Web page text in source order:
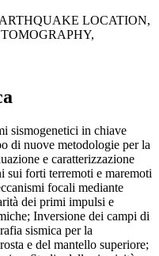
LOCATION,
sismogenetici in chiave
di nuove metodologie per la
e caratterizzazione
sui forti terremoti e maremoti
focali mediante
dei primi impulsi e
Inversione dei campi di
sismica per la
e del mantello superiore;